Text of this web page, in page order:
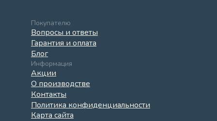
Покупателю
Вопросы и ответы
Гарантия и оплата
Блог
Информация
Акции
О производстве
Контакты
Политика конфиденциальности
Карта сайта